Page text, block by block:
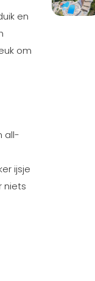
en
om
all-
ijsje
niets